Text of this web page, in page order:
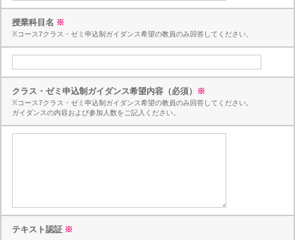
授業科目名 ※
※コース7クラス・ゼミ申込制ガイダンス希望の教員のみ回答してください。
クラス・ゼミ申込制ガイダンス希望内容（必須） ※
※コース7クラス・ゼミ申込制ガイダンス希望の教員のみ回答してください。
ガイダンスの内容および参加人数をご記入ください。
テキスト認証 ※